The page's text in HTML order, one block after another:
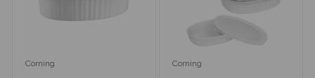
Corning Corning